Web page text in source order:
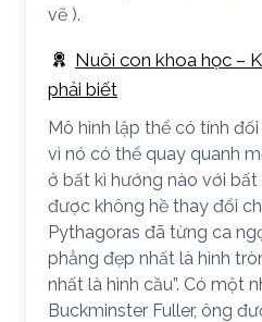
vẽ ).
Nuôi con khoa học –
phải biết
Mô hình lập thể có tính
vì nó có thể quay quanh
ở bất kì hướng nào với bất
được không hề thay đổi
Pythagoras đã từng ca
phẳng đẹp nhất là hình
nhất là hình cầu”. Có một
Buckminster Fuller, ông